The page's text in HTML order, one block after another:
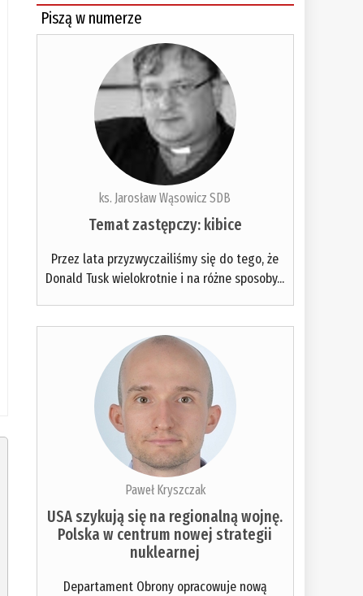
Piszą w numerze
ks. Jarosław Wąsowicz SDB
Temat zastępczy: kibice
Przez lata przyzwyczailiśmy się do tego, że
Donald Tusk wielokrotnie i na różne sposoby...
Paweł Kryszczak
USA szykują się na regionalną wojnę.
Polska w centrum nowej strategii
nuklearnej
Departament Obrony opracowuje nową